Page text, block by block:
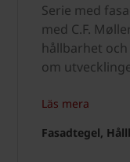
Serie med
med C.F.
hållbarhet
om
Läs mera
Fasadtegel,